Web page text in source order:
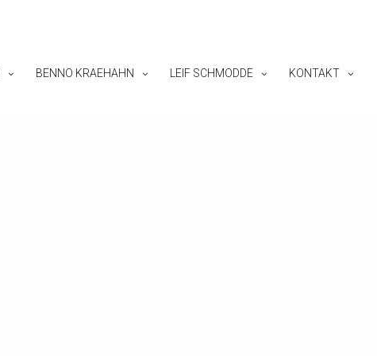
BENNO KRAEHAHN LEIF SCHMODDE KONTAKT